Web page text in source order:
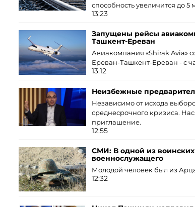
способность увеличится до 5
13:23
Запущены рейсы
Ташкент-Ереван
Авиакомпания «Shirak Avia»
Ереван-Ташкент-Ереван - с
13:12
Неизбежные
Независимо от исхода
среднесрочного кризиса.
приглашение.
12:55
СМИ: В одной из воинских
военнослужащего
Молодой человек был из
12:32